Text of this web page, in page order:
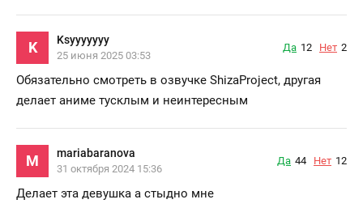
K Ksyyyyyyy
25 июня 2025 03:53
Да 12 Нет 2
Обязательно смотреть в озвучке ShizaProject, другая
делает аниме тусклым и неинтересным
M mariabaranova
31 октября 2024 15:36
Да 44 Нет 12
Делает эта девушка а стыдно мне